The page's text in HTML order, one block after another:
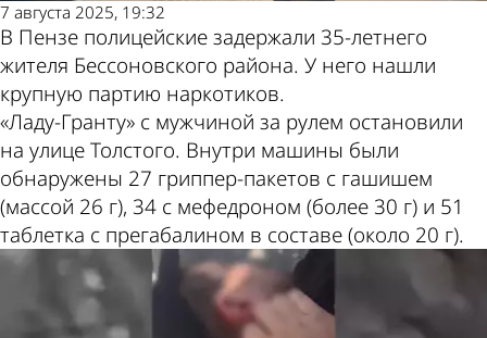
7 августа 2025, 19:32
В Пензе полицейские задержали 35-летнего
жителя Бессоновского района. У него нашли
крупную партию наркотиков.
«Ладу-Гранту» с мужчиной за рулем остановили
на улице Толстого. Внутри машины были
обнаружены 27 гриппер-пакетов с гашишем
(массой 26 г), 34 с мефедроном (более 30 г) и 51
таблетка с прегабалином в составе (около 20 г).